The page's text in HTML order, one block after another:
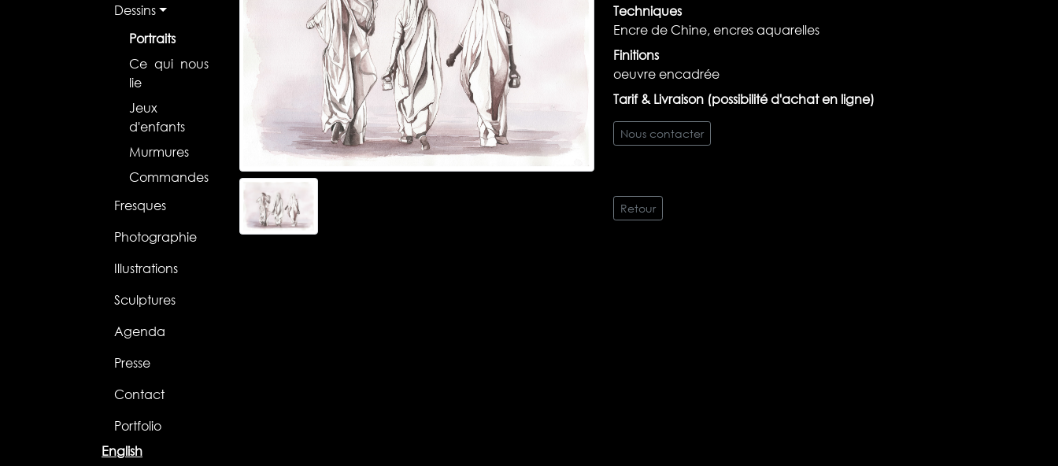
Dessins
Portraits
Ce qui nous
lie
Jeux
d'enfants
Murmures
Commandes
Fresques
Photographie
Illustrations
Sculptures
Agenda
Presse
Contact
Portfolio
English
Techniques
Encre de Chine, encres aquarelles
Finitions
oeuvre encadrée
Tarif & Livraison (possibilité d'achat en ligne)
Nous contacter
Retour